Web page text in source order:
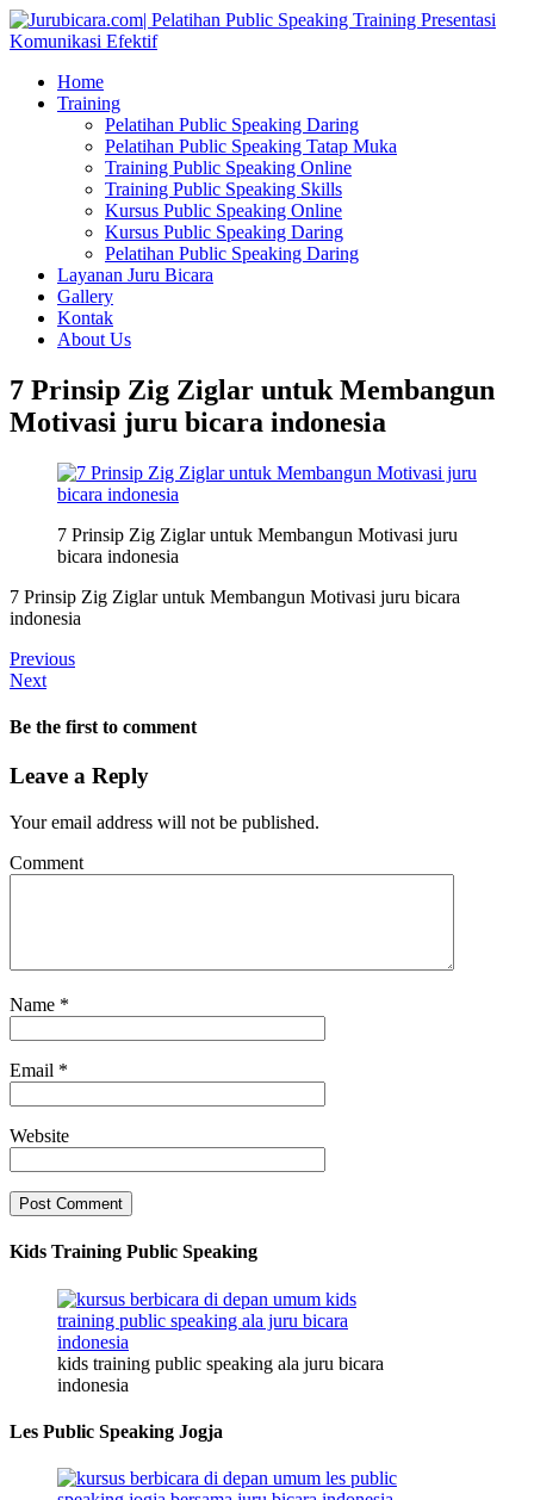
Home
Training
Pelatihan Public Speaking Daring
Pelatihan Public Speaking Tatap Muka
Training Public Speaking Online
Training Public Speaking Skills
Kursus Public Speaking Online
Kursus Public Speaking Daring
Pelatihan Public Speaking Daring
Layanan Juru Bicara
Gallery
Kontak
About Us
7 Prinsip Zig Ziglar untuk Membangun
Motivasi juru bicara indonesia
7 Prinsip Zig Ziglar untuk Membangun Motivasi juru
bicara indonesia
7 Prinsip Zig Ziglar untuk Membangun Motivasi juru bicara
indonesia
Previous
Next
Be the first to comment
Leave a Reply
Your email address will not be published.
Comment
Name *
Email *
Website
Kids Training Public Speaking
kids training public speaking ala juru bicara
indonesia
Les Public Speaking Jogja